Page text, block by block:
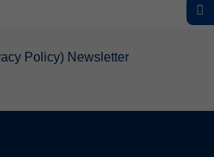
Policy) Newsletter